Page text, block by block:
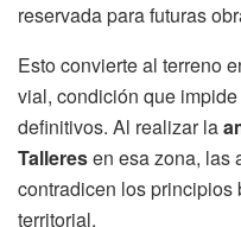
reservada para futuras
Esto convierte al terreno
vial, condición que
definitivos. Al realizar la
Talleresen esa zona, las
contradicen los
territorial.